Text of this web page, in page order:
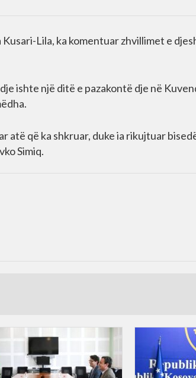
Lila, ka komentuar zhvillimet e
ishte një ditë e pazakontë dje në
atë që ka shkruar, duke ia rikujtuar
Simiq.